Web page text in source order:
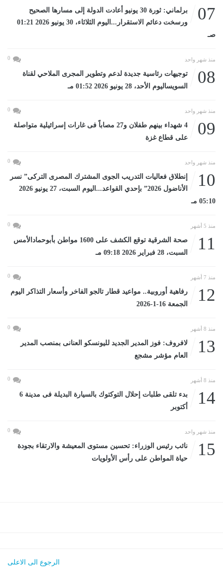
07
برلماني: ثورة 30 يونيو أعادت الدولة إلى مسارها الصحيح
ورسخت دعائم الاستقرار...اليوم الثلاثاء، 30 يونيو 2026 01:21
صـ
منذ شهر واحد 0
08
توجيهات رئاسية جديدة لدعم وتطوير المجرى الملاحي لقناة
السويساليوم الأحد، 28 يونيو 2026 01:52 مـ
منذ شهر واحد 0
09
4 شهداء بينهم طفلان و27 مصاباً فى غارات إسرائيلية متواصلة
على قطاع غزة
منذ شهر واحد 0
10
إنطلاق فعاليات التدريب الجوى المشترك المصرى التركى” نسر
الأناضول 2026” بإحدي القواعد...اليوم السبت، 27 يونيو 2026
05:10 مـ
منذ 5 أشهر 0
11
صحة الشرقية توقع الكشف على 1600 مواطن بأبوحمادالأمس
السبت، 28 فبراير 2026 09:18 مـ
منذ 7 أشهر 0
12
رفاهية أوروبية.. مواعيد قطار تالجو الفاخر وأسعار التذاكر اليوم
الجمعة 16-1-2026
منذ 8 أشهر 0
13
لافروف: فوز المدير الجديد لليونسكو العنانى بمنصب المدير
العام مؤشر مشجع
منذ 8 أشهر 0
14
بدء تلقى طلبات إحلال التوكتوك بالسيارة البديلة فى مدينة 6
أكتوبر
منذ شهر واحد 0
15
نائب رئيس الوزراء: تحسين مستوى المعيشة والارتقاء بجودة
حياة المواطن على رأس الأولويات
الرجوع الى الاعلى